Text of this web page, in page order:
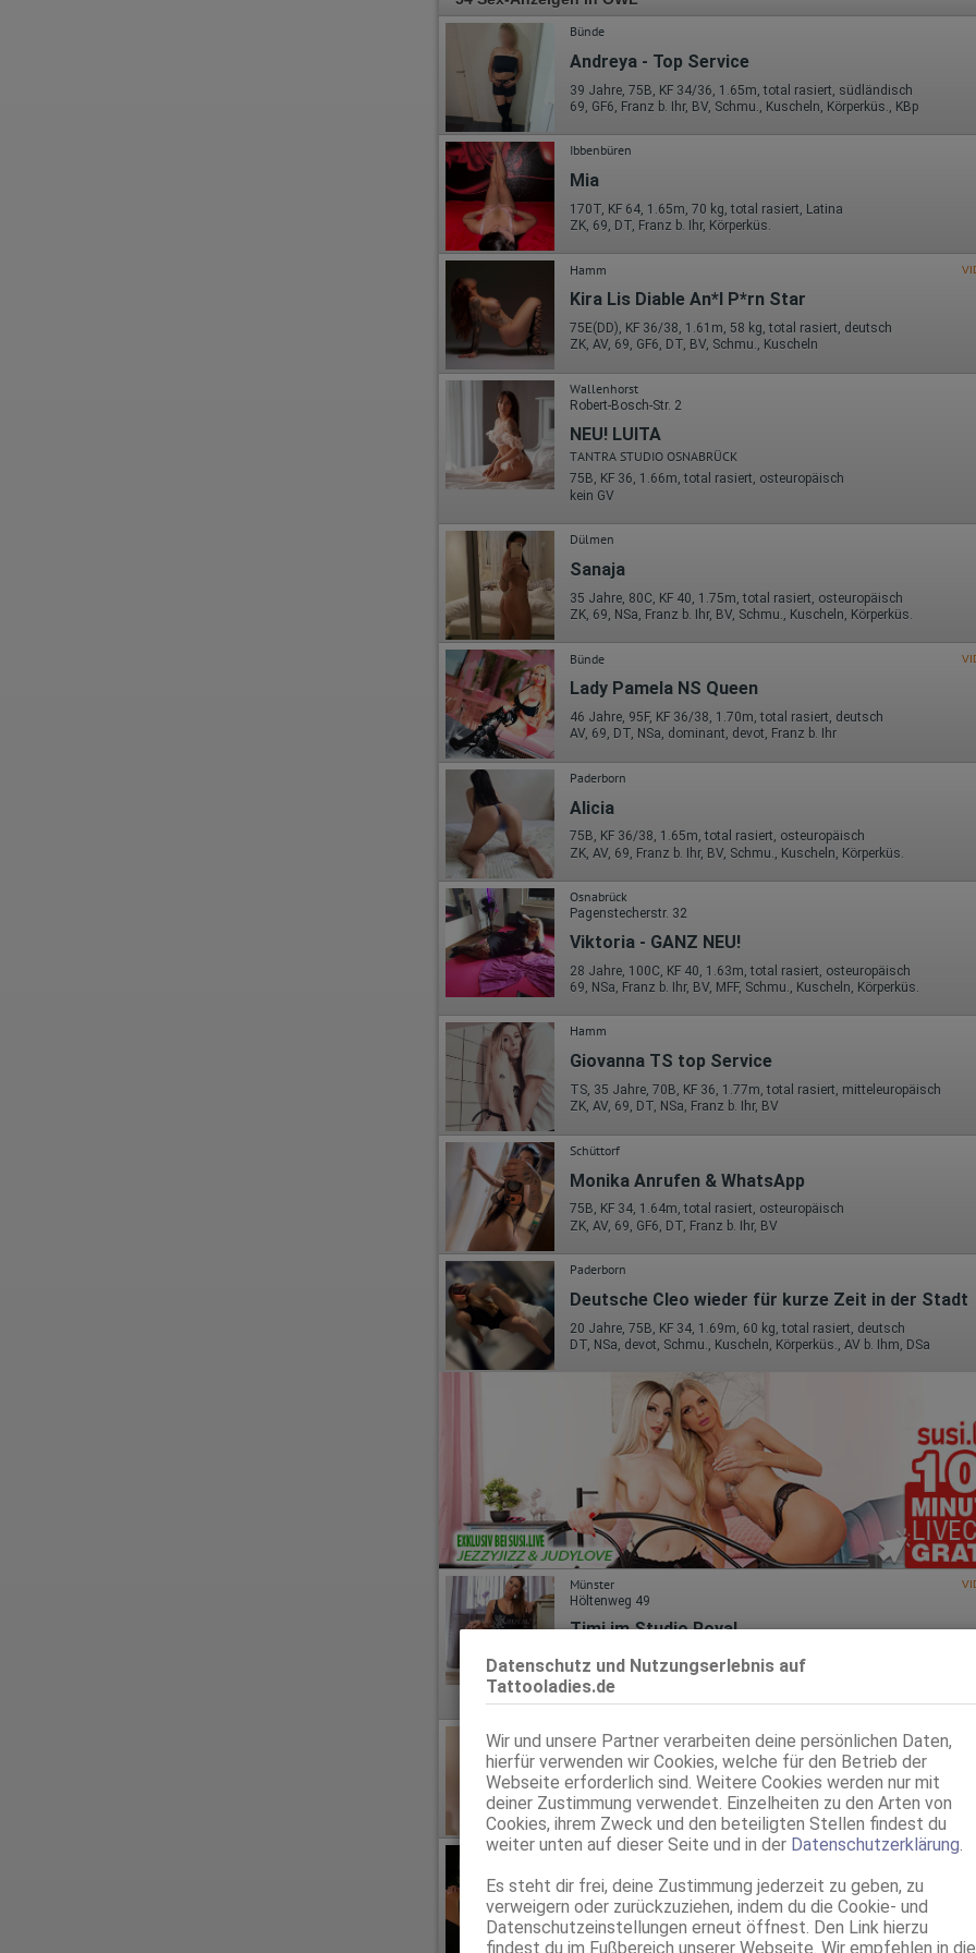
Datenschutz und Nutzungserlebnis auf
Tattooladies.de
Wir und unsere Partner verarbeiten deine persönlichen Daten,
hierfür verwenden wir Cookies, welche für den Betrieb der
Webseite erforderlich sind. Weitere Cookies werden nur mit
deiner Zustimmung verwendet. Einzelheiten zu den Arten von
Cookies, ihrem Zweck und den beteiligten Stellen findest du
weiter unten auf dieser Seite und in der Datenschutzerklärung
Es steht dir frei, deine Zustimmung jederzeit zu geben, zu
verweigern oder zurückzuziehen, indem du die Cookie- und
Datenschutzeinstellungen erneut öffnest. Den Link hierzu
findest du im Fußbereich unserer Webseite. Wir empfehlen in die
Bünde
Andreya - Top Service
39 Jahre, 75B, KF 34/36, 1.65m, total rasiert, südländisch
69, GF6, Franz b. Ihr, BV, Schmu., Kuscheln, Körperküs., KBp
Ibbenbüren
Mia
170T, KF 64, 1.65m, 70 kg, total rasiert, Latina
ZK, 69, DT, Franz b. Ihr, Körperküs.
Hamm
Kira Lis Diable An*l P*rn Star
75E(DD), KF 36/38, 1.61m, 58 kg, total rasiert, deutsch
ZK, AV, 69, GF6, DT, BV, Schmu., Kuscheln
Wallenhorst
Robert-Bosch-Str. 2
NEU! LUITA
TANTRA STUDIO OSNABRÜCK
75B, KF 36, 1.66m, total rasiert, osteuropäisch
kein GV
Dülmen
Sanaja
35 Jahre, 80C, KF 40, 1.75m, total rasiert, osteuropäisch
ZK, 69, NSa, Franz b. Ihr, BV, Schmu., Kuscheln, Körperküs.
Bünde
Lady Pamela NS Queen
46 Jahre, 95F, KF 36/38, 1.70m, total rasiert, deutsch
AV, 69, DT, NSa, dominant, devot, Franz b. Ihr
Paderborn
Alicia
75B, KF 36/38, 1.65m, total rasiert, osteuropäisch
ZK, AV, 69, Franz b. Ihr, BV, Schmu., Kuscheln, Körperküs.
Osnabrück
Pagenstecherstr. 32
Viktoria - GANZ NEU!
28 Jahre, 100C, KF 40, 1.63m, total rasiert, osteuropäisch
69, NSa, Franz b. Ihr, BV, MFF, Schmu., Kuscheln, Körperküs.
Hamm
Giovanna TS top Service
TS, 35 Jahre, 70B, KF 36, 1.77m, total rasiert, mitteleuropäisch
ZK, AV, 69, DT, NSa, Franz b. Ihr, BV
Schüttorf
Monika Anrufen & WhatsApp
75B, KF 34, 1.64m, total rasiert, osteuropäisch
ZK, AV, 69, GF6, DT, Franz b. Ihr, BV
Paderborn
Deutsche Cleo wieder für kurze Zeit in der Stadt
20 Jahre, 75B, KF 34, 1.69m, 60 kg, total rasiert, deutsch
DT, NSa, devot, Schmu., Kuscheln, Körperküs., AV b. Ihm, DSa
Münster
Höltenweg 49
Timi im Studio Royal
27 Jahre, 75B, KF 36, 1.71m, 61 kg, total rasiert, osteuropäisch
ZK, 69, GF6, DT, Franz b. Ihr, BV, Schmu., Kuscheln
Paderborn
Mia - bis 09.08.
25 Jahre, 75A, KF 34, 1.63m, total rasiert, deutsch
69, NSa, Franz b. Ihr, Schmu., Kuscheln, Körperküs., AV b. Ihm, DSa
Holzminden
Salome
38 Jahre, 90E(DD), KF 38/40, 1.65m, teilrasiert, Latina
69, GF6, NSa, Franz b. Ihr, BV, Schmu., Kuscheln, Körperküs.